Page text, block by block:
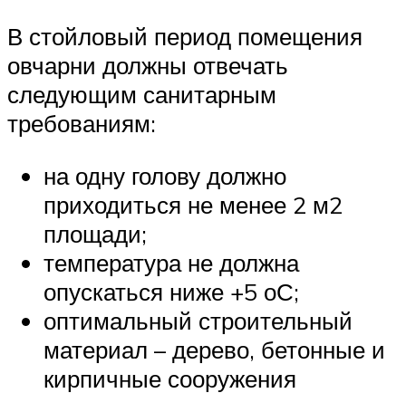
В стойловый период помещения
овчарни должны отвечать
следующим санитарным
требованиям:
на одну голову должно
приходиться не менее 2 м2
площади;
температура не должна
опускаться ниже +5 оС;
оптимальный строительный
материал – дерево, бетонные и
кирпичные сооружения